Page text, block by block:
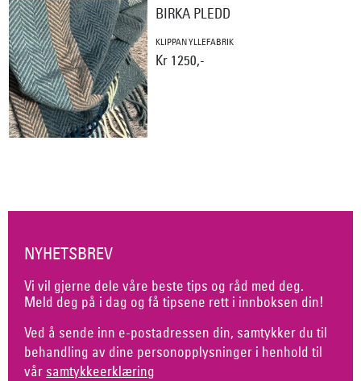
BIRKA PLEDD
KLIPPAN YLLEFABRIK
Kr 1250,-
NYHETSBREV
Vi vil gjerne dele våre beste tips og råd med deg.
Meld deg på i dag og få tipsene rett i innboksen din!
Ved å sende inn e-postadressen din, samtykker du til
behandling av dine personopplysninger i henhold til
vår samtykkeerklæring